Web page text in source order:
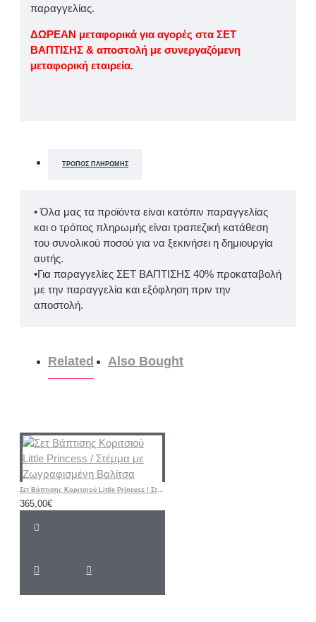
παραγγελίας.
ΔΩΡΕΑΝ μεταφορικά για αγορές στα ΣΕΤ
ΒΑΠΤΙΣΗΣ & αποστολή με συνεργαζόμενη
μεταφορική εταιρεία.
ΤΡΌΠΟΣ ΠΛΗΡΩΜΉΣ
• Όλα μας τα προϊόντα είναι κατόπιν παραγγελίας
και ο τρόπος πληρωμής είναι τραπεζική κατάθεση
του συνολικού ποσού για να ξεκινήσει η δημιουργία
αυτής.
•Για παραγγελίες ΣΕΤ ΒΑΠΤΙΣΗΣ 40% προκαταβολή
με την παραγγελία και εξόφληση πριν την
αποστολή.
Related Also Bought
Σετ Βάπτισης Κοριτσιού Little Princess / Στέμμα με Ζωγραφισμένη Βαλίτσα
365,00€